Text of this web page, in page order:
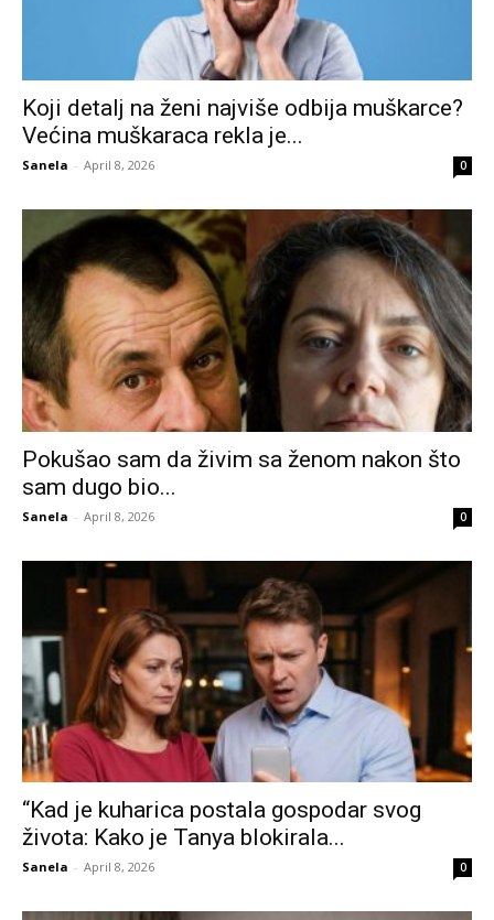
Koji detalj na ženi najviše odbija muškarce?
Većina muškaraca rekla je...
Sanela - April 8, 2026 0
Pokušao sam da živim sa ženom nakon što
sam dugo bio...
Sanela - April 8, 2026 0
“Kad je kuharica postala gospodar svog
života: Kako je Tanya blokirala...
Sanela - April 8, 2026 0